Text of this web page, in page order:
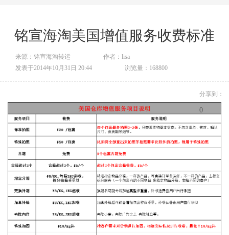
铭宣海淘美国增值服务收费标准
来源：铭宣海淘转运
作者：lisa
发表于2014年10月31日 20:44
浏览量：168800
分享到：
0